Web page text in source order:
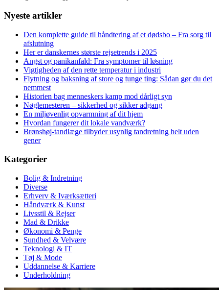
Nyeste artikler
Den komplette guide til håndtering af et dødsbo – Fra sorg til
afslutning
Her er danskernes største rejsetrends i 2025
Angst og panikanfald: Fra symptomer til løsning
Vigtigheden af den rette temperatur i industri
Flytning og baksning af store og tunge ting: Sådan gør du det
nemmest
Historien bag menneskers kamp mod dårligt syn
Nøglemesteren – sikkerhed og sikker adgang
En miljøvenlig opvarmning af dit hjem
Hvordan fungerer dit lokale vandværk?
Brønshøj-tandlæge tilbyder usynlig tandretning helt uden
gener
Kategorier
Bolig & Indretning
Diverse
Erhverv & Iværksætteri
Håndværk & Kunst
Livsstil & Rejser
Mad & Drikke
Økonomi & Penge
Sundhed & Velvære
Teknologi & IT
Tøj & Mode
Uddannelse & Karriere
Underholdning